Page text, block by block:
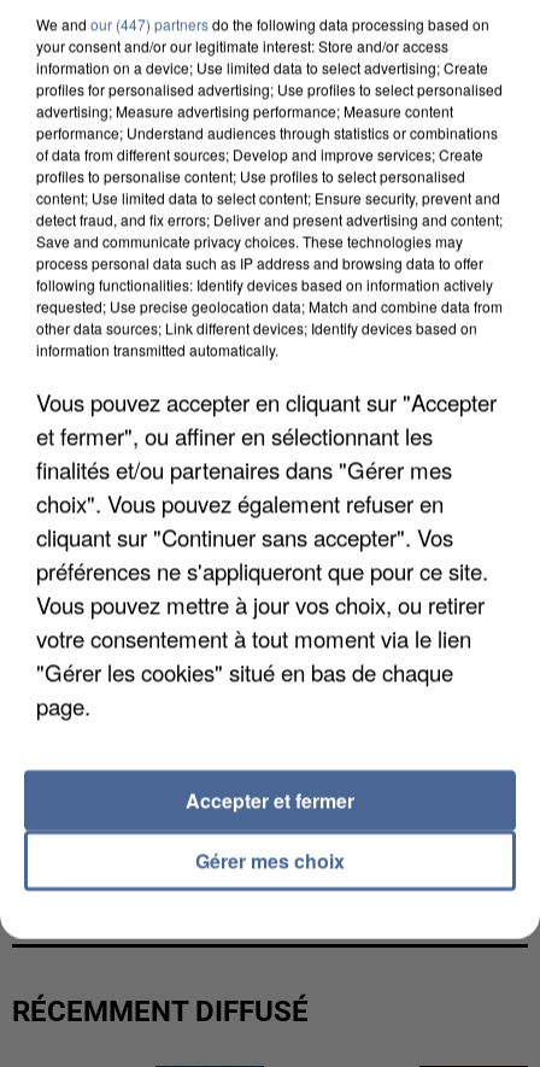
LES DONNÉES DE 300 000 CLIENTS DÉROBÉES À
INTERMARCHÉ APRÈS UNE...
GABRIEL ATTAL ET RAPHAËL GLUCKSMANN
VISÉS PAR DES INGÉRENCES...
RÉCEMMENT DIFFUSÉ
We and our (447) partnersdo the following data processing based on
your consent and/or our legitimate interest: Store and/or access
information on a device; Use limited data to select advertising; Create
profiles for personalised advertising; Use profiles to select personalised
advertising; Measure advertising performance; Measure content
performance; Understand audiences through statistics or combinations
of data from different sources; Develop and improve services; Create
profiles to personalise content; Use profiles to select personalised
content; Use limited data to select content; Ensure security, prevent and
detect fraud, and fix errors; Deliver and present advertising and content;
Save and communicate privacy choices. These technologies may
process personal data such as IP address and browsing data to offer
following functionalities: Identify devices based on information actively
requested; Use precise geolocation data; Match and combine data from
other data sources; Link different devices; Identify devices based on
information transmitted automatically.
Vous pouvez accepter en cliquant sur "Accepter
et fermer", ou affiner en sélectionnant les
finalités et/ou partenaires dans "Gérer mes
choix". Vous pouvez également refuser en
cliquant sur "Continuer sans accepter". Vos
préférences ne s'appliqueront que pour ce site.
Vous pouvez mettre à jour vos choix, ou retirer
votre consentement à tout moment via le lien
"Gérer les cookies" situé en bas de chaque
page.
Gérer mes choix
Accepter et fermer